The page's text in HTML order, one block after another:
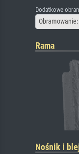
Dodatkowe
Rama
Nośnik i